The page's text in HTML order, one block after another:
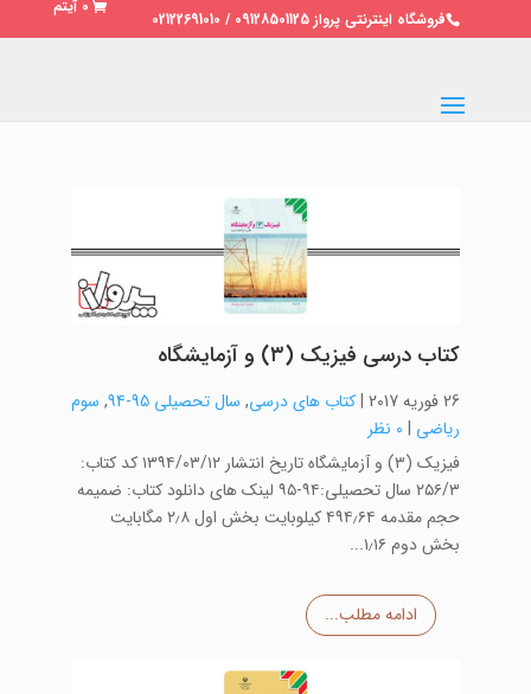
فروشگاه اینترنتی پرواز 09128501125 / 02122691010
0 آیتم
کتاب درسی فیزیک (۳) و آزمایشگاه
26 فوریه 2017 |کتاب های درسی, سال تحصیلی 95-94 , سوم
ریاضی | 0 نظر
فیزیک (۳) و آزمایشگاه تاریخ انتشار ۱۳۹۴/۰۳/۱۲ کد کتاب:
۲۵۶/۳ سال تحصیلی:۹۴-۹۵ لینک های دانلود کتاب: ضمیمه
حجم مقدمه ۴۹۴٫۶۴ کیلوبایت بخش اول ۲٫۸ مگابایت
بخش دوم ۱٫۱۶...
ادامه مطلب...